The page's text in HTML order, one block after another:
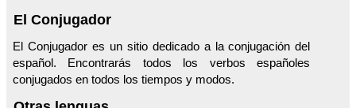
El Conjugador
El Conjugador es un sitio dedicado a la conjugación del
español. Encontrarás todos los verbos españoles
conjugados en todos los tiempos y modos.